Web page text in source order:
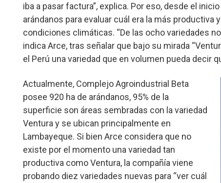
iba a pasar factura”, explica. Por eso, desde el
arándanos para evaluar cuál era la más productiva
condiciones climáticas. “De las ocho variedades
indica Arce, tras señalar que bajo su mirada
el Perú una variedad que en volumen pueda decir
Actualmente, Complejo Agroindustrial Beta
posee 920 ha de arándanos, 95% de la
superficie son áreas sembradas con la variedad
Ventura y se ubican principalmente en
Lambayeque. Si bien Arce considera que no
existe por el momento una variedad tan
productiva como Ventura, la compañía viene
probando diez variedades nuevas para “ver cuál